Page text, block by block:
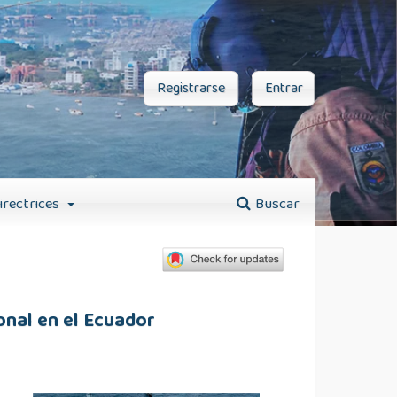
Buscar
Registrarse Entrar
en el Ecuador